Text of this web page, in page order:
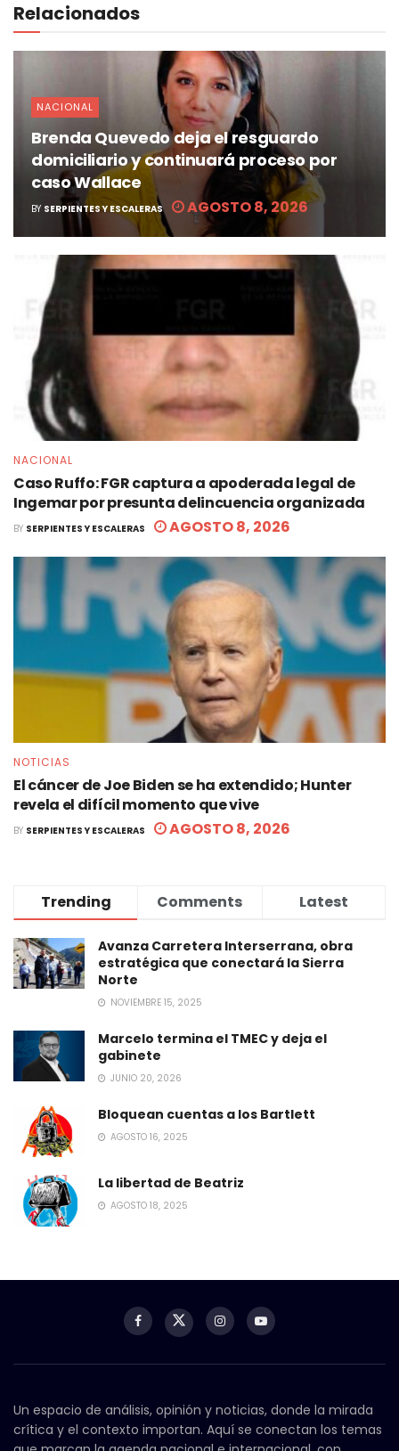
Relacionados
NACIONAL
Brenda Quevedo deja el resguardo
domiciliario y continuará proceso por
caso Wallace
BY SERPIENTES Y ESCALERAS AGOSTO 8, 2026
NACIONAL
Caso Ruffo: FGR captura a apoderada legal de
Ingemar por presunta delincuencia organizada
BY SERPIENTES Y ESCALERAS AGOSTO 8, 2026
NOTICIAS
El cáncer de Joe Biden se ha extendido; Hunter
revela el difícil momento que vive
BY SERPIENTES Y ESCALERAS AGOSTO 8, 2026
Trending Comments Latest
Avanza Carretera Interserrana, obra
estratégica que conectará la Sierra
Norte
NOVIEMBRE 15, 2025
Marcelo termina el TMEC y deja el
gabinete
JUNIO 20, 2026
Bloquean cuentas a los Bartlett
AGOSTO 16, 2025
La libertad de Beatriz
AGOSTO 18, 2025
Un espacio de análisis, opinión y noticias, donde la mirada
crítica y el contexto importan. Aquí se conectan los temas